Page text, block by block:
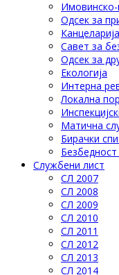
Одсек за
Савет за
Одсек за
Eкологија
Интерна
Локална
Матична
Бирачки
Службени лист
СЛ 2007
СЛ 2008
СЛ 2009
СЛ 2010
СЛ 2011
СЛ 2012
СЛ 2013
СЛ 2014